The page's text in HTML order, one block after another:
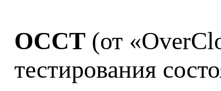
OCCT(от
тестирования